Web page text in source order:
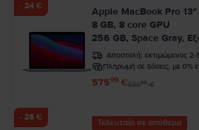
- 24 €
Apple MacBook Pro
8 GB, 8 core GPU
256 GB, Space Gray,
Αποστολή: εκτιμώμενος 2-
Πληρωμή σε δόσεις, με 0%
57599 €59999€
- 26 €
Τελευταίο σε απόθεμα